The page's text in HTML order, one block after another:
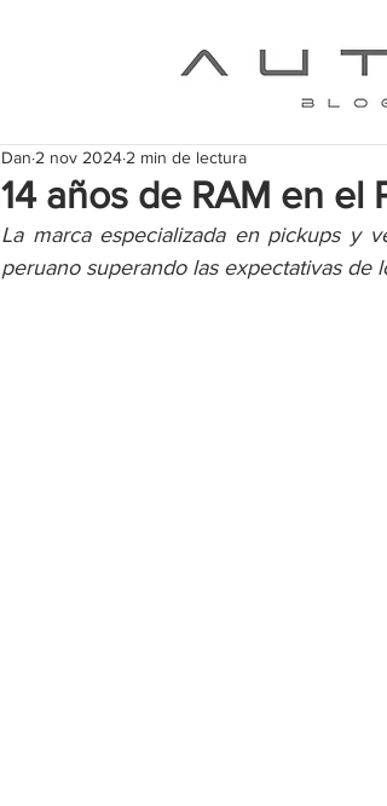
14 años de RAM en el
Dan 2 nov 2024 2 min de lectura
La marca especializada en pickups y
peruano superando las expectativas de